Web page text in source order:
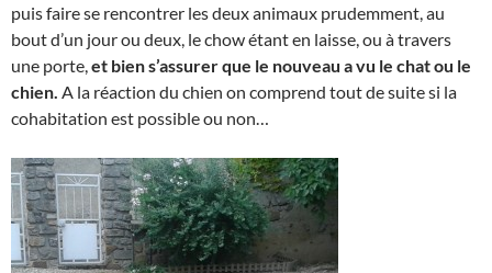
puis faire se rencontrer les deux animaux prudemment, au
bout d’un jour ou deux, le chow étant en laisse, ou à travers
une porte, et bien s’assurer que le nouveau a vu le chat ou le
chien. A la réaction du chien on comprend tout de suite si la
cohabitation est possible ou non…